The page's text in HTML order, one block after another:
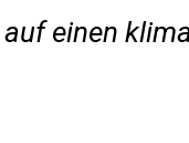
einen